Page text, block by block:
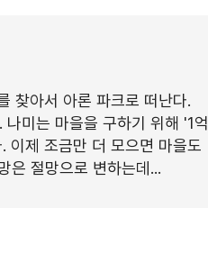
찾아서 아론 파크로 떠난다.
미는 마을을 구하기 위해 '1억
이제 조금만 더 모으면 마을도
은 절망으로 변하는데...